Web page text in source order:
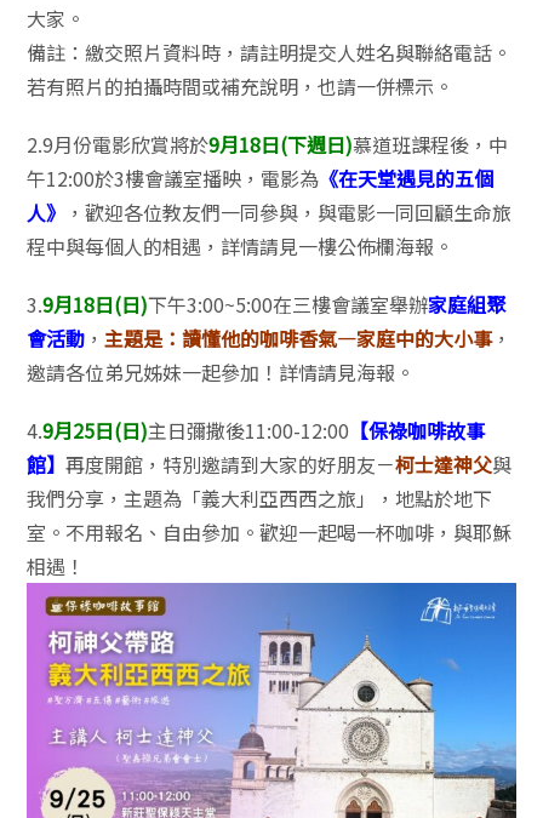
大家。
備註：繳交照片資料時，請註明提交人姓名與聯絡電話。
若有照片的拍攝時間或補充說明，也請一併標示。
2.9月份電影欣賞將於9月18日(下週日)慕道班課程後，中
午12:00於3樓會議室播映，電影為 《在天堂遇見的五個
人》 ，歡迎各位教友們一同參與，與電影一同回顧生命旅
程中與每個人的相遇，詳情請見一樓公佈欄海報。
3.9月18日(日)下午3:00~5:00在三樓會議室舉辦家庭組聚
會活動 ，主題是：讀懂他的咖啡香氣—家庭中的大小事，
邀請各位弟兄姊妹一起參加！詳情請見海報。
4.9月25日(日)主日彌撒後11:00-12:00 【保祿咖啡故事
館】再度開館，特別邀請到大家的好朋友－柯士達神父與
我們分享，主題為「義大利亞西西之旅」，地點於地下
室。不用報名、自由參加。歡迎一起喝一杯咖啡，與耶穌
相遇！